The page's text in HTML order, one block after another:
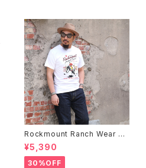
Rockmount Ranch Wear ロ
ックマウント ランチウェア Rock
mount Bronc Western T-Sh
irt 半袖Tシャツ 全3色
¥5,390
30%OFF